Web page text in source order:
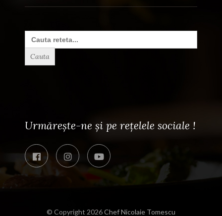
Search
for:
Urmărește-ne și pe rețelele sociale !
© Copyright 2026Chef Nicolaie Tomescu